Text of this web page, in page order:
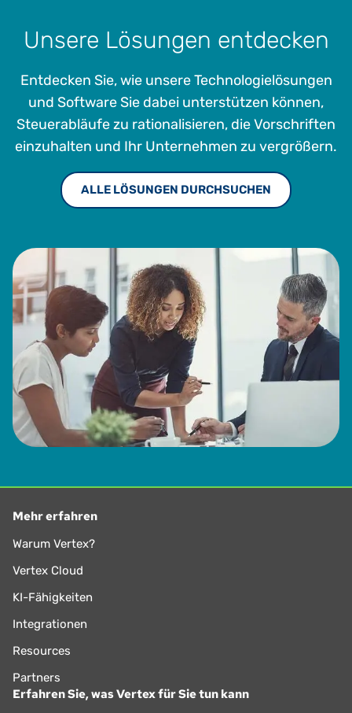
Unsere Lösungen entdecken
Entdecken Sie, wie unsere Technologielösungen
und Software Sie dabei unterstützen können,
Steuerabläufe zu rationalisieren, die Vorschriften
einzuhalten und Ihr Unternehmen zu vergrößern.
ALLE LÖSUNGEN DURCHSUCHEN
Mehr erfahren
Warum Vertex?
Vertex Cloud
KI-Fähigkeiten
Integrationen
Resources
Partners
Erfahren Sie, was Vertex für Sie tun kann